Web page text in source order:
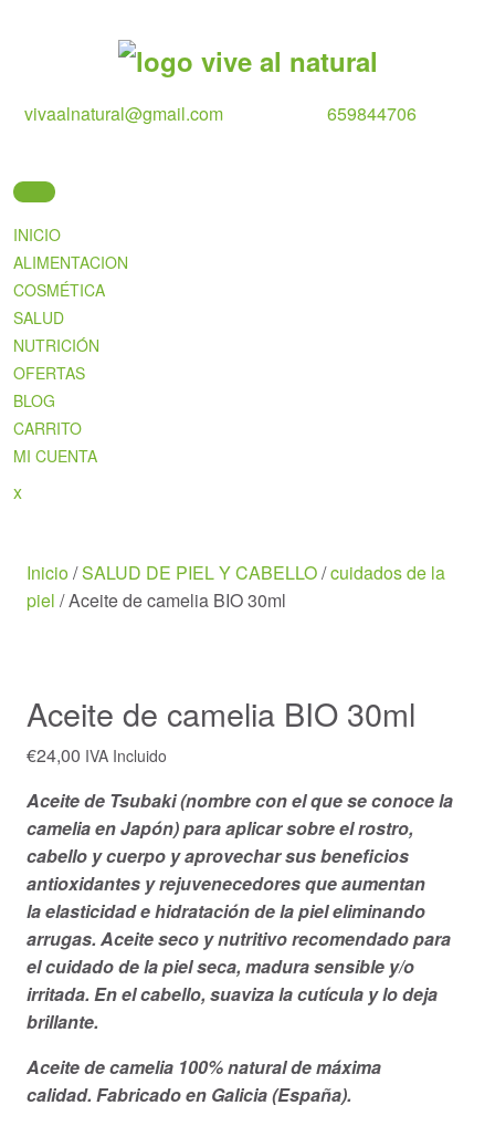
vivaalnatural@gmail.com
659844706
INICIO
ALIMENTACION
COSMÉTICA
SALUD
NUTRICIÓN
OFERTAS
BLOG
CARRITO
MI CUENTA
xClose
Inicio/SALUD DE PIEL Y CABELLO/cuidados de la
piel / Aceite de camelia BIO 30ml
Aceite de camelia BIO 30ml
€24,00 IVA Incluido
Aceite de Tsubaki (nombre con el que se conoce la
camelia en Japón) para aplicar sobre el rostro,
cabello y cuerpo y aprovechar sus beneficios
antioxidantes y rejuvenecedores que aumentan
la elasticidad e hidratación de la piel eliminando
arrugas. Aceite seco y nutritivo recomendado para
el cuidado de la piel seca, madura sensible y/o
irritada. En el cabello, suaviza la cutícula y lo deja
brillante.
Aceite de camelia 100% natural de máxima
calidad. Fabricado en Galicia (España).